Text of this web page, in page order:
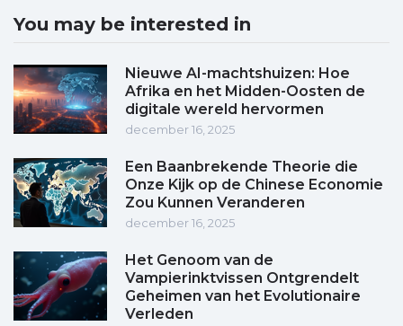
You may be interested in
Nieuwe AI-machtshuizen: Hoe
Afrika en het Midden-Oosten de
digitale wereld hervormen
december 16, 2025
Een Baanbrekende Theorie die
Onze Kijk op de Chinese Economie
Zou Kunnen Veranderen
december 16, 2025
Het Genoom van de
Vampierinktvissen Ontgrendelt
Geheimen van het Evolutionaire
Verleden